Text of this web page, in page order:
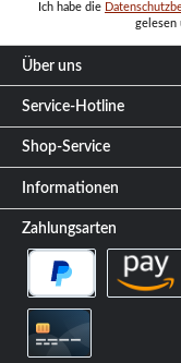
Ich habe die
gelesen
Über uns
Service-Hotline
Shop-Service
Informationen
Zahlungsarten
PayPal Später